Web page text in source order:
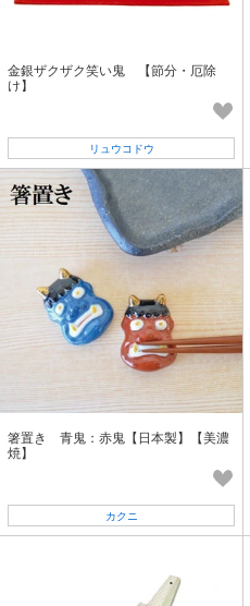
金銀ザクザク笑い鬼 【節分・厄除
け】
リュウコドウ
箸置き 青鬼：赤鬼【日本製】【美濃
焼】
カクニ